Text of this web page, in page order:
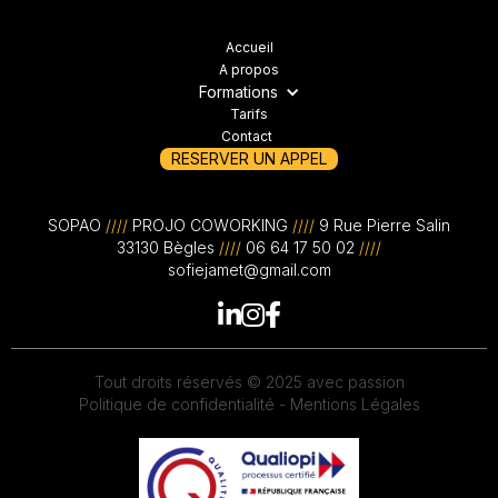
Accueil
A propos
Formations
Tarifs
Contact
RESERVER UN APPEL
SOPAO //// PROJO COWORKING //// 9 Rue Pierre Salin
33130 Bègles //// 06 64 17 50 02 ////
sofiejamet@gmail.com

Tout droits réservés © 2025 avec passion
Politique de confidentialité - Mentions Légales